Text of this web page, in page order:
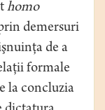
homo
demersuri
de a
formale
la concluzia